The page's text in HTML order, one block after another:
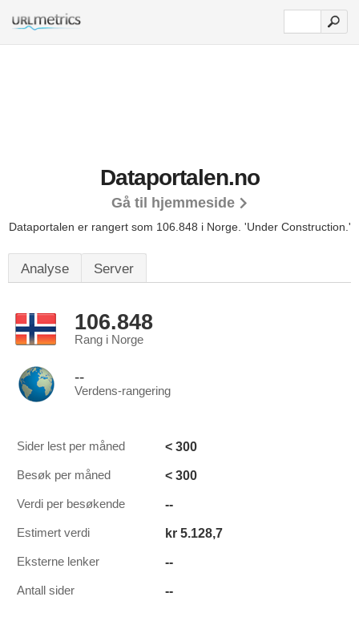
Dataportalen.no
Gå til hjemmeside
Dataportalen er rangert som 106.848 i Norge. 'Under Construction.'
Analyse Server
106.848
Rang i Norge
--
Verdens-rangering
Sider lest per måned < 300
Besøk per måned < 300
Verdi per besøkende --
Estimert verdi kr 5.128,7
Eksterne lenker --
Antall sider --